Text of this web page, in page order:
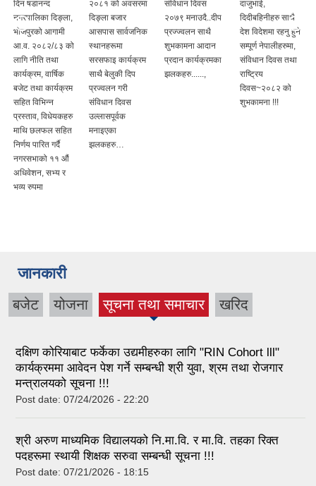
दिन षडानन्द
नगरपालिका दिङ्ला,
भोजपुरको आगामी
आ.व. २०८२/८३ को
लागि नीति तथा
कार्यक्रम, वार्षिक
बजेट तथा कार्यक्रम
सहित विभिन्न
प्रस्ताव, विधेयकहरु
माथि छलफल सहित
निर्णय पारित गर्दै
नगरसभाको ११ औं
अधिवेशन, सभ्य र
भव्य रुपमा
२०८१ को अवसरमा
दिङ्ला बजार
आसपास सार्वजनिक
स्थानहरूमा
सरसफाइ कार्यक्रम
साथै बेलुकी दिप
प्रज्वलन गरी
संविधान दिवस
उल्लासपूर्वक
मनाइएका
झलकहरु…
संविधान दिवस
२०७९ मनाउदै..दीप
प्रज्ज्वलन साथै
शुभकामना आदान
प्रदान कार्यक्रमका
झलकहरु......,
दाजुभाई,
दिदीबहिनीहरु साथै
देश विदेशमा रहनु हुने
सम्पूर्ण नेपालीहरुमा,
संविधान दिवस तथा
राष्ट्रिय
दिवस~२०८२ को
शुभकामना !!!
जानकारी
बजेट योजना सूचना तथा समाचार
(active tab) खरिद
दक्षिण कोरियाबाट फर्केका उद्यमीहरुका लागि "RIN Cohort lll"
कार्यक्रममा आवेदन पेश गर्ने सम्बन्धी श्री युवा, श्रम तथा रोजगार
मन्त्रालयको सूचना !!!
Post date: 07/24/2026 - 22:20
श्री अरुण माध्यमिक विद्यालयको नि.मा.वि. र मा.वि. तहका रिक्त
पदहरूमा स्थायी शिक्षक सरुवा सम्बन्धी सूचना !!!
Post date: 07/21/2026 - 18:15